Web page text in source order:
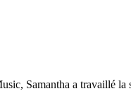
Samantha a travaillé